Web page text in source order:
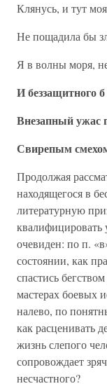
Клянусь, и тут
Не пощадила бы
Я в волны моря,
И беззащитного
Внезапный ужас
Свирепым
Продолжая
находящегося в
литературную
квалифицировать
очевиден: по п.
состоянии, как
спастись
мастерах боевых
налево, по
как расценивать
жизнь слепого
сопровождает
несчастного?